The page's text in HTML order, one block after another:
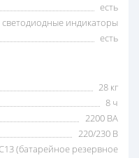
есть
светодиодные индикаторы
есть
28 кг
8 ч
2200 ВА
220/230 В
(батарейное резервное